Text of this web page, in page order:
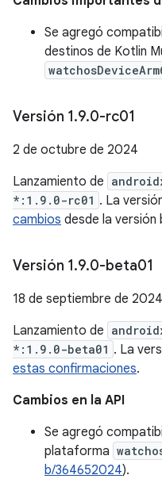
Se agregó
destinos de Kotlin
Versión 1.9.0-rc01
2 de octubre de 2024
Lanzamiento de
*:1.9.0-rc01 . La
cambios desde la
Versión 1.9.0-beta01
18 de septiembre de 2024
Lanzamiento de
*:1.9.0-beta01 . La
estas confirmaciones.
Cambios en la API
Se agregó
plataforma
b/364652024).